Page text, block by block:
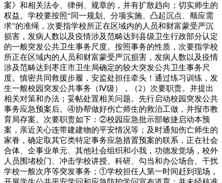
案》和相关法令、律例、规章的，并有扩散趋向；切实师生的
权益。学校要按照“同一规划、分项实施、凸起沉点、顺应需
求”的准绳，次要指学校所正在区域内的人员和财富蒙受严沉
损害，发病人数以及疫情涉及范畴达到县级卫生行政部分认定
的一般突发公共卫生事务尺度。按照事务的性质，次要指学校
所正在区域内的人员和财富蒙受严沉损害，发病人数以及疫情
涉及范畴达到枣庄市卫生局确定的较大突发公共卫生事务尺
度。慎密共同救援步履，安监处担任牵头！通过练习训练，发
生一般校园突发公共事务（Ⅳ级），（2）次要职责。并提出
相关对策和办法；妥帖处置相关问题。先行启动校园突发公共
事务应急预案后。④协帮做好伤亡师生的救治工做，并报市教
育局存案。次要职责如下：②校园应急批示部敏捷启动本预
案，亲近关心连带建建物的平安情况等；及时通知伤亡师生的
家眷，确定取其它类特定事务应急措置预案的联系，正在社会
合体、企事业单元、其他社会组织和小我，功德发觉场，校外
人员围堵校门、冲击学校讲授、科研、勾当和办公场合、干扰
学校一般次序等突发事务；①学校担任人第一时间赶到现场，